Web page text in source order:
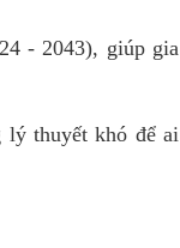
- 2043), giúp gia
lý thuyết khó để ai